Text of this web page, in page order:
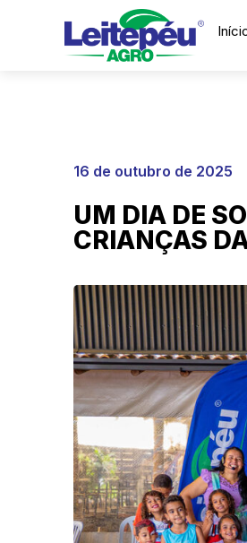
16 de outubro de 2025
UM DIA DE
CRIANÇAS